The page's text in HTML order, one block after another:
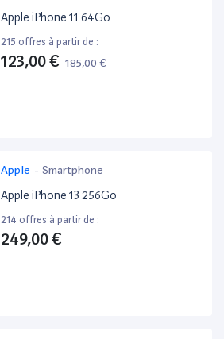
Apple iPhone 11 64Go
215 offres à partir de :
123,00 € 185,00 €
Apple - Smartphone
Apple iPhone 13 256Go
214 offres à partir de :
249,00 €